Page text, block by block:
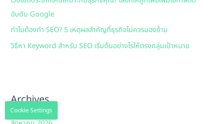
อันดับ Google
ทำไมต้องทำ SEO? 5 เหตุผลสำคัญที่ธุรกิจไม่ควรมองข้าม
วิธีหา Keyword สำหรับ SEO เริ่มต้นอย่างไรให้ตรงกลุ่มเป้าหมาย
Archives
Cookie Settings